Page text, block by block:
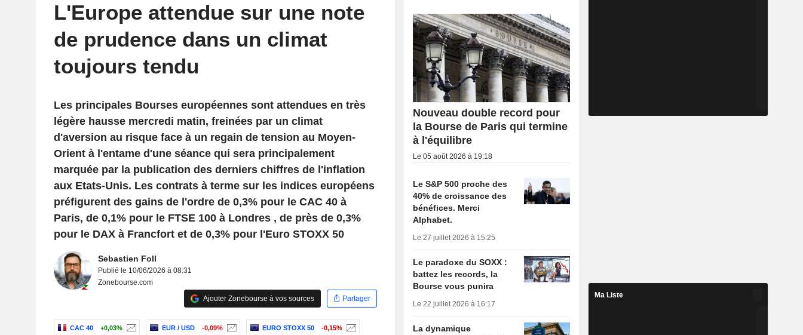
L'Europe attendue sur une note
de prudence dans un climat
toujours tendu
Les principales Bourses européennes sont attendues en très
légère hausse mercredi matin, freinées par un climat
d'aversion au risque face à un regain de tension au Moyen-
Orient à l'entame d'une séance qui sera principalement
marquée par la publication des derniers chiffres de l'inflation
aux Etats-Unis. Les contrats à terme sur les indices européens
préfigurent des gains de l'ordre de 0,3% pour le CAC 40 à
Paris, de 0,1% pour le FTSE 100 à Londres , de près de 0,3%
pour le DAX à Francfort et de 0,3% pour l'Euro STOXX 50
Sebastien Foll
Publié le 10/06/2026 à 08:31
Zonebourse.com
Ajouter Zonebourse à vos sources
Partager
CAC 40 +0,03% EUR / USD -0,09% EURO STOXX 50 -0,15%
Nouveau double record pour
la Bourse de Paris qui termine
à l'équilibre
Le 05 août 2026 à 19:18
Le S&P 500 proche des
40% de croissance des
bénéfices. Merci
Alphabet.
Le 27 juillet 2026 à 15:25
Le paradoxe du SOXX :
battez les records, la
Bourse vous punira
Le 22 juillet 2026 à 16:17
La dynamique
Ma Liste